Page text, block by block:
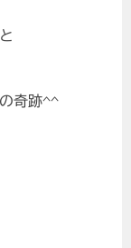
奇跡^^